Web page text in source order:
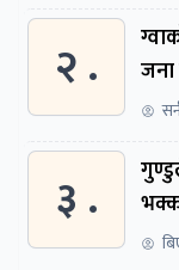
२ .
३ .